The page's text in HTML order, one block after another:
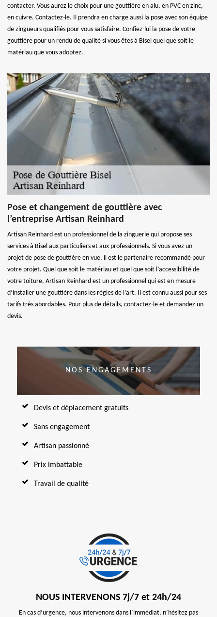
contacter. Vous aurez le choix pour une gouttière en alu, en PVC en zinc,
en cuivre. Contactez-le. Il prendra en charge aussi la pose avec son équipe
de zingueurs qualifiés pour vous satisfaire. Confiez-lui la pose de votre
gouttière pour un rendu de qualité si vous êtes à Bisel quel que soit le
matériau que vous adoptez.
Pose et changement de gouttière avec
l’entreprise Artisan Reinhard
Artisan Reinhard est un professionnel de la zinguerie qui propose ses
services à Bisel aux particuliers et aux professionnels. Si vous avez un
projet de pose de gouttière en vue, il est le partenaire recommandé pour
votre projet. Quel que soit le matériau et quel que soit l’accessibilité de
votre toiture, Artisan Reinhard est un professionnel qui est en mesure
d’installer une gouttière dans les règles de l’art. Il est connu aussi pour ses
tarifs très abordables. Pour plus de détails, contactez-le et demandez un
devis.
NOS ENGAGEMENTS
Devis et déplacement gratuits
Sans engagement
Artisan passionné
Prix imbattable
Travail de qualité
NOUS INTERVENONS 7j/7 et 24h/24
En cas d’urgence, nous intervenons dans l’immédiat, n’hésitez pas